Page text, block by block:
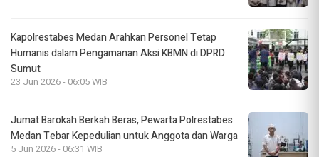
Kapolrestabes Medan Arahkan Personel Tetap
Humanis dalam Pengamanan Aksi KBMN di DPRD
Sumut
23 Jun 2026 - 06:05 WIB
Jumat Barokah Berkah Beras, Pewarta Polrestabes
Medan Tebar Kepedulian untuk Anggota dan Warga
5 Jun 2026 - 06:31 WIB